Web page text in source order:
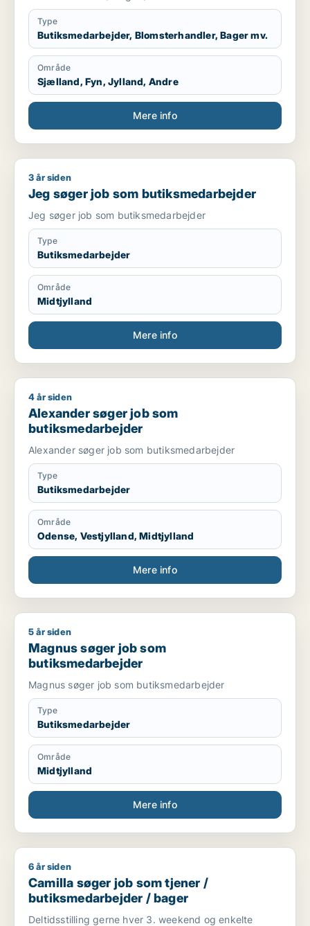
Type
Butiksmedarbejder, Blomsterhandler, Bager mv.
Område
Sjælland, Fyn, Jylland, Andre
Mere info
Jeg søger job som butiksmedarbejder
3 år siden
Jeg søger job som butiksmedarbejder
Jeg søger job som butiksmedarbejder
Type
Butiksmedarbejder
Område
Midtjylland
Mere info
Alexander søger job som butiksmedarbejder
4 år siden
Alexander søger job som
butiksmedarbejder
Alexander søger job som butiksmedarbejder
Type
Butiksmedarbejder
Område
Odense, Vestjylland, Midtjylland
Mere info
Magnus søger job som butiksmedarbejder
5 år siden
Magnus søger job som
butiksmedarbejder
Magnus søger job som butiksmedarbejder
Type
Butiksmedarbejder
Område
Midtjylland
Mere info
Camilla søger job som tjener / butiksmedarbejder / bager
6 år siden
Camilla søger job som tjener /
butiksmedarbejder / bager
Deltidsstilling gerne hver 3. weekend og enkelte